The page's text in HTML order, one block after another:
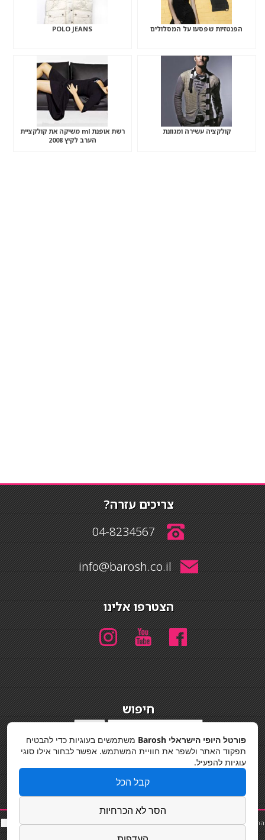
הפנטזיות שפסעו על המסלולים POLO JEANS
קולקציה עשירה ומגוונת
רשת אופנת ml משיקה את קולקציית
הערב לקיץ 2008
צריכים עזרה?
04-8234567
info@barosh.co.il
הצטרפו אלינו
חיפוש
מדיניות פרטיות
החלקות שיער|תאורה לבית|פאות ותוספות שיער|נייל סטודיו|תוספות שיער|שף פרטי|כ
סאות
פורטל היופי הישראלי Barosh
משתמשים בעוגיות כדי להבטיח
תפקוד האתר ולשפר את חוויית המשתמש. אפשר לבחור אילו סוגי
עוגיות להפעיל.
קבל הכל
הסר לא הכרחיות